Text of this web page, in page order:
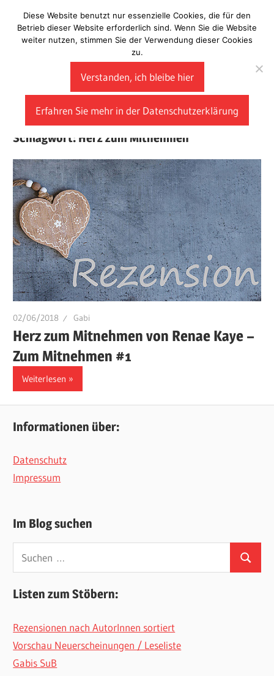
Inhalt
springen
Laberladen
Schlagwort: Herz zum Mitnehmen
02/06/2018 Gabi
Herz zum Mitnehmen von Renae Kaye –
Zum Mitnehmen #1
Weiterlesen
Informationen über:
Datenschutz
Impressum
Im Blog suchen
Suchen
nach:
Suchen
Listen zum Stöbern:
Rezensionen nach AutorInnen sortiert
Vorschau Neuerscheinungen / Leseliste
Gabis SuB
Diese Website benutzt nur essenzielle Cookies, die für den
Betrieb dieser Website erforderlich sind. Wenn Sie die Website
weiter nutzen, stimmen Sie der Verwendung dieser Cookies
zu.
Verstanden, ich bleibe hier
Erfahren Sie mehr in der Datenschutzerklärung